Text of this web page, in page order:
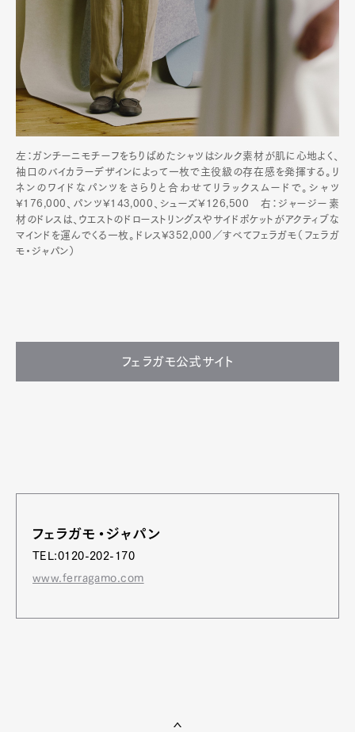
左：ガンチーニモチーフをちりばめたシャツはシルク素材が肌に心地よく、
袖口のバイカラーデザインによって一枚で主役級の存在感を発揮する。リ
ネンのワイドなパンツをさらりと合わせてリラックスムードで。シャツ
¥176,000、パンツ¥143,000、シューズ¥126,500 右：ジャージー素
材のドレスは、ウエストのドローストリングスやサイドポケットがアクティブな
マインドを運んでくる一枚。ドレス¥352,000／すべてフェラガモ（フェラガ
モ・ジャパン）
フェラガモ公式サイト
フェラガモ・ジャパン
TEL:0120-202-170
www.ferragamo.com